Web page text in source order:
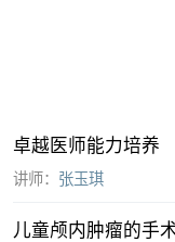
卓越医师能力培养
讲师： 张玉琪
儿童颅内肿瘤的手